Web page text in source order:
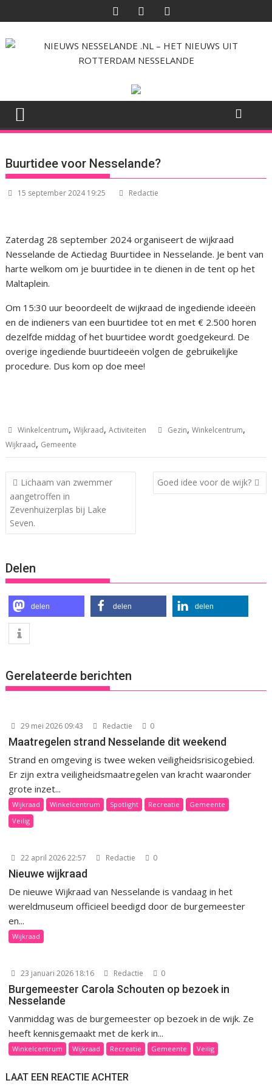
naar
de
inhoud
Buurtidee voor Nesselande?
15 september 2024 19:25 Redactie
Zaterdag 28 september 2024 organiseert de wijkraad
Nesselande de Actiedag Buurtidee in Nesselande. Je bent van
harte welkom om je buurtidee in te dienen in de tent op het
Maltaplein.
Om 15:30 uur beoordeelt de wijkraad de ingediende ideeën
en de indieners van een buurtidee tot en met € 2.500 horen
dezelfde middag of het buurtidee wordt goedgekeurd. De
overige ingediende buurtideeën volgen de gebruikelijke
procedure. Dus kom op doe mee!
Winkelcentrum,Wijkraad,Activiteiten Gezin,Winkelcentrum,
Wijkraad, Gemeente
Bericht
navigatie
Lichaam van zwemmer
aangetroffen in
Zevenhuizerplas bij Lake
Seven.
Goed idee voor de wijk?
Delen
delen delen delen
Gerelateerde berichten
29 mei 2026 09:43 Redactie 0
Maatregelen strand Nesselande dit weekend
Strand en omgeving is twee weken veiligheidsrisicogebied.
Er zijn extra veiligheidsmaatregelen van kracht waaronder
grote inzet...
Wijkraad Winkelcentrum Spotlight Recreatie
Gemeente
Veilig
22 april 2026 22:57 Redactie 0
Nieuwe wijkraad
De nieuwe Wijkraad van Nesselande is vandaag in het
wereldmuseum officieel beedigd door de burgemeester
en...
Wijkraad
23 januari 2026 18:16 Redactie 0
Burgemeester Carola Schouten op bezoek in
Nesselande
Vanmiddag was de burgemeester op bezoek in de wijk. Ze
heeft kennisgemaakt met de kerk in...
Winkelcentrum Wijkraad Recreatie Gemeente Veilig
LAAT EEN REACTIE ACHTER